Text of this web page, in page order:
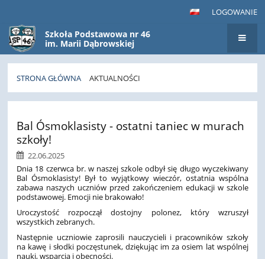
LOGOWANIE
Szkoła Podstawowa nr 46
im. Marii Dąbrowskiej
STRONA GŁÓWNA AKTUALNOŚCI
Bal Ósmoklasisty - ostatni taniec w murach
szkoły!
22.06.2025
Dnia 18 czerwca br. w naszej szkole odbył się długo wyczekiwany
Bal Ósmoklasisty! Był to wyjątkowy wieczór, ostatnia wspólna
zabawa naszych uczniów przed zakończeniem edukacji w szkole
podstawowej. Emocji nie brakowało!
Uroczystość rozpoczął dostojny polonez, który wzruszył
wszystkich zebranych.
Następnie uczniowie zaprosili nauczycieli i pracowników szkoły
na kawę i słodki poczęstunek, dziękując im za osiem lat wspólnej
nauki, wsparcia i obecności.